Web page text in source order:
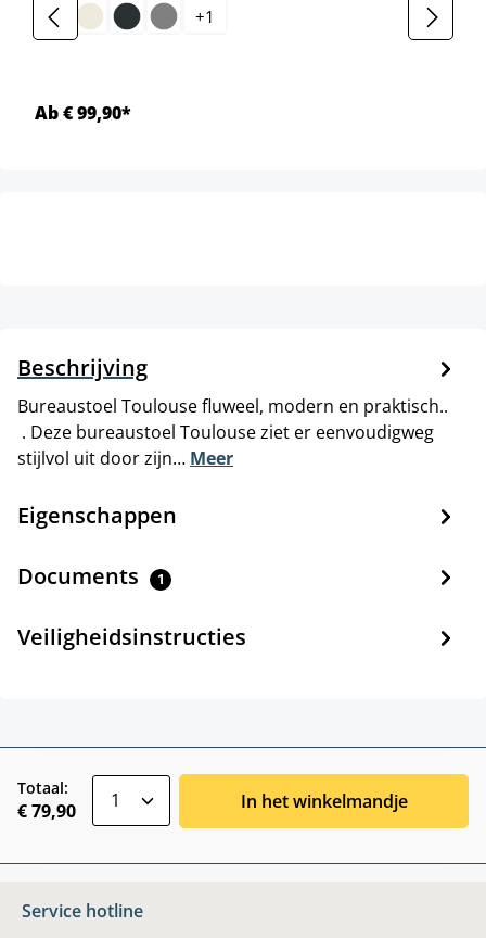
+1
Ab € 99,90*
Beschrijving
Bureaustoel Toulouse fluweel, modern en praktisch..
. Deze bureaustoel Toulouse ziet er eenvoudigweg
stijlvol uit door zijn… Meer
Eigenschappen
Documents 1
Veiligheidsinstructies
Totaal:
€ 79,90 In het winkelmandje
Service hotline